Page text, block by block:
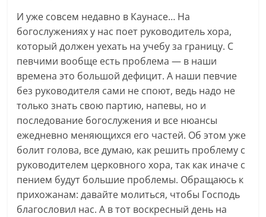
И уже совсем недавно в Каунасе… На
богослужениях у нас поет руководитель хора,
который должен уехать на учебу за границу. С
певчими вообще есть проблема — в наши
времена это большой дефицит. А наши певчие
без руководителя сами не споют, ведь надо не
только знать свою партию, напевы, но и
последование богослужения и все нюансы
ежедневно меняющихся его частей. Об этом уже
болит голова, все думаю, как решить проблему с
руководителем церковного хора, так как иначе с
пением будут большие проблемы. Обращаюсь к
прихожанам: давайте молиться, чтобы Господь
благословил нас. А в тот воскресный день на